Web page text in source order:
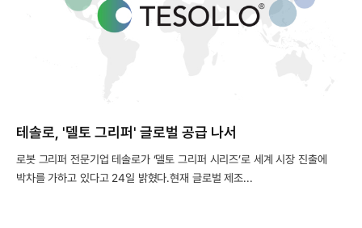
테솔로, '델토 그리퍼' 글로벌 공급 나서
로봇 그리퍼 전문기업 테솔로가 ‘델토 그리퍼 시리즈’로 세계 시장 진출에
박차를 가하고 있다고 24일 밝혔다.현재 글로벌 제조...